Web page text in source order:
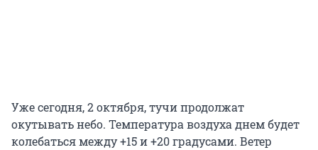
Уже сегодня, 2 октября, тучи продолжат
окутывать небо. Температура воздуха днем будет
колебаться между +15 и +20 градусами. Ветер